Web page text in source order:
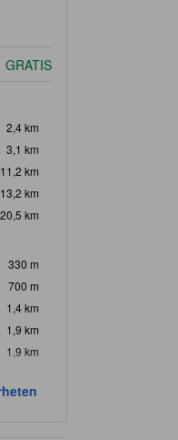
GRATIS
2,4 km
3,1 km
11,2 km
13,2 km
20,5 km
330 m
700 m
1,4 km
1,9 km
1,9 km